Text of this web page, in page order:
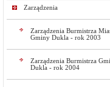
Zarządzenia
Zarządzenia Burmistrza
Gminy Dukla - rok 2003
Zarządzenia Burmistrza
Dukla - rok 2004